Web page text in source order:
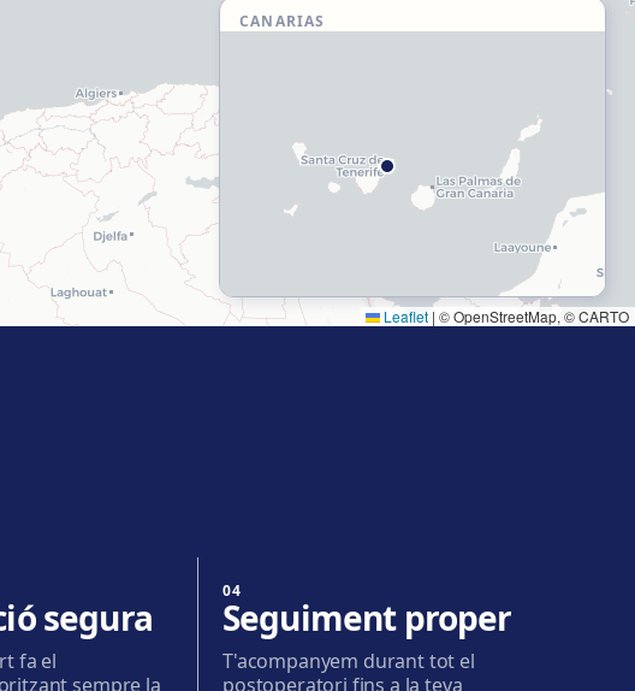
Leaflet | © OpenStreetMap, © CARTO
CANARIAS
segura
fa el
sempre la
04
Seguiment proper
T'acompanyem durant tot el
postoperatori fins a la teva